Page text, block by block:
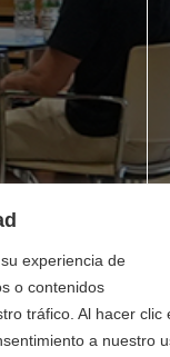
experiencia de
o contenidos
tráfico. Al hacer clic
a nuestro